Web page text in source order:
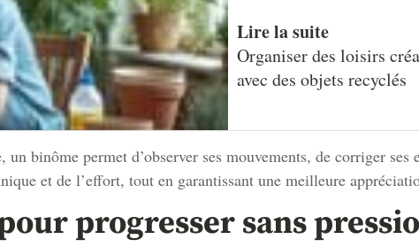
Lire la suite
Organiser des loisirs
avec des objets recyclés
binôme permet d’observer ses mouvements, de corriger ses
et de l’effort, tout en garantissant une meilleure
progresser sans